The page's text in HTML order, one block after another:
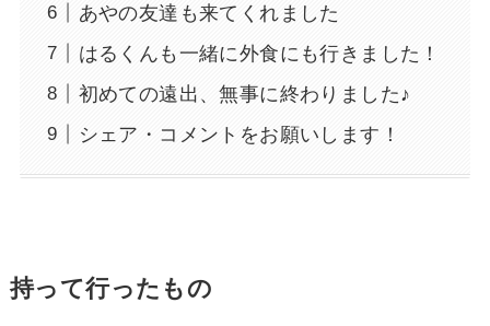
あやの友達も来てくれました
はるくんも一緒に外食にも行きました！
初めての遠出、無事に終わりました♪
シェア・コメントをお願いします！
持って行ったもの